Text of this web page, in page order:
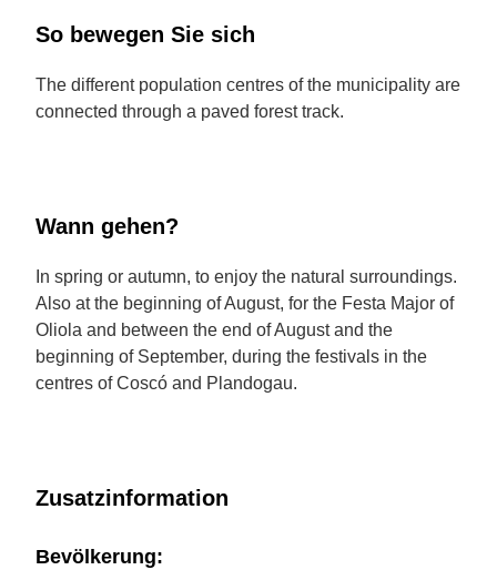
So bewegen Sie sich
The different population centres of the municipality are
connected through a paved forest track.
Wann gehen?
In spring or autumn, to enjoy the natural surroundings.
Also at the beginning of August, for the Festa Major of
Oliola and between the end of August and the
beginning of September, during the festivals in the
centres of Coscó and Plandogau.
Zusatzinformation
Bevölkerung: